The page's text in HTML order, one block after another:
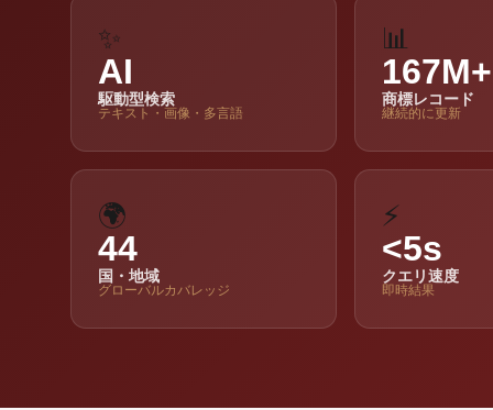
✨
AI
駆動型検索
テキスト・画像・多言語
📊
167M+
商標レコード
継続的に更新
🌍
44
国・地域
グローバルカバレッジ
⚡
<5s
クエリ速度
即時結果